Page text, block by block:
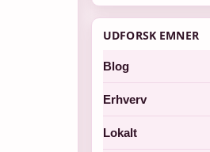
UDFORSK EMNER
Blog
Erhverv
Lokalt